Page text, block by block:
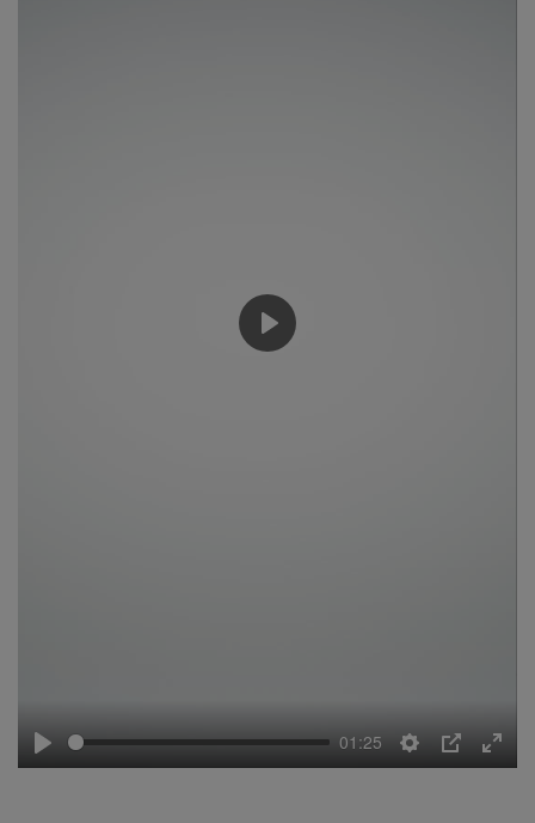
રાશિફળ
Play
01:25
Settings
PIP
Enter
Play